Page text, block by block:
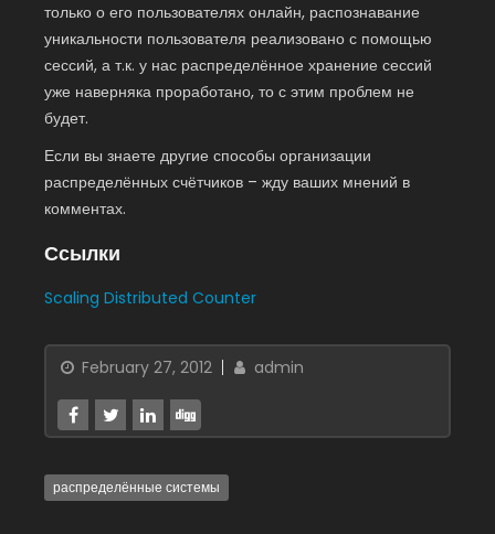
только о его пользователях онлайн, распознавание
уникальности пользователя реализовано с помощью
сессий, а т.к. у нас распределённое хранение сессий
уже наверняка проработано, то с этим проблем не
будет.
Если вы знаете другие способы организации
распределённых счётчиков – жду ваших мнений в
комментах.
Ссылки
Scaling Distributed Counter
February 27, 2012 admin
распределённые системы